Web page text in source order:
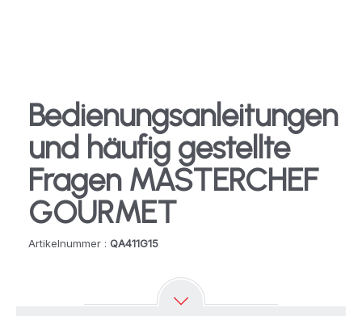
Bedienungsanleitungen
und häufig gestellte
Fragen MASTERCHEF
GOURMET
Artikelnummer : QA411G15